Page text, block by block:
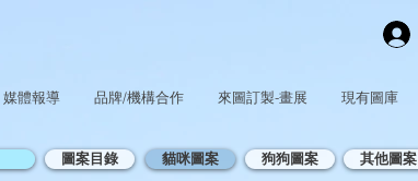
媒體報導 品牌/機構合作 來圖訂製-畫展 現有圖庫
圖案目錄 貓咪圖案 狗狗圖案 其他圖案